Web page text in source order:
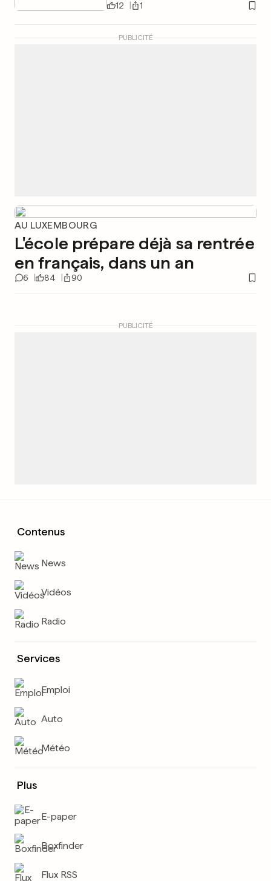
12 1
PUBLICITÉ
AU LUXEMBOURG
L'école prépare déjà sa rentrée
en français, dans un an
6 84 90
PUBLICITÉ
Contenus
News
Vidéos
Radio
Services
Emploi
Auto
Météo
Plus
E-paper
Boxfinder
Flux RSS